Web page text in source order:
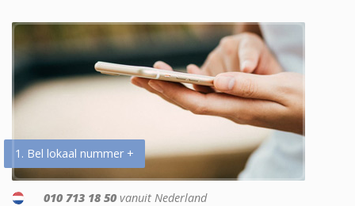
1. Bel lokaal nummer +
010 713 18 50 vanuit Nederland